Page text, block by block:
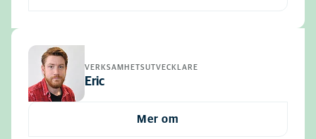
VERKSAMHETSUTVECKLARE
Eric
Mer om